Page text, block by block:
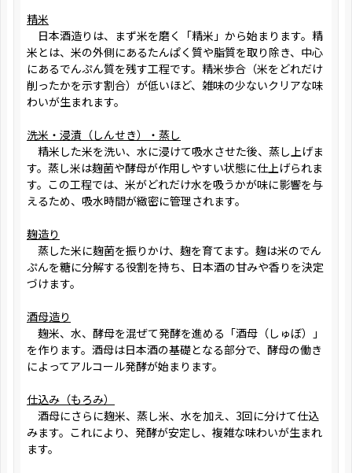
精米
日本酒造りは、まず米を磨く「精米」から始まります。精
米とは、米の外側にあるたんぱく質や脂質を取り除き、中心
にあるでんぷん質を残す工程です。精米歩合（米をどれだけ
削ったかを示す割合）が低いほど、雑味の少ないクリアな味
わいが生まれます。
洗米・浸漬（しんせき）・蒸し
精米した米を洗い、水に浸けて吸水させた後、蒸し上げま
す。蒸し米は麹菌や酵母が作用しやすい状態に仕上げられま
す。この工程では、米がどれだけ水を吸うかが味に影響を与
えるため、吸水時間が緻密に管理されます。
麹造り
蒸した米に麹菌を振りかけ、麹を育てます。麹は米のでん
ぷんを糖に分解する役割を持ち、日本酒の甘みや香りを決定
づけます。
酒母造り
麹米、水、酵母を混ぜて発酵を進める「酒母（しゅぼ）」
を作ります。酒母は日本酒の基礎となる部分で、酵母の働き
によってアルコール発酵が始まります。
仕込み（もろみ）
酒母にさらに麹米、蒸し米、水を加え、3回に分けて仕込
みます。これにより、発酵が安定し、複雑な味わいが生まれ
ます。